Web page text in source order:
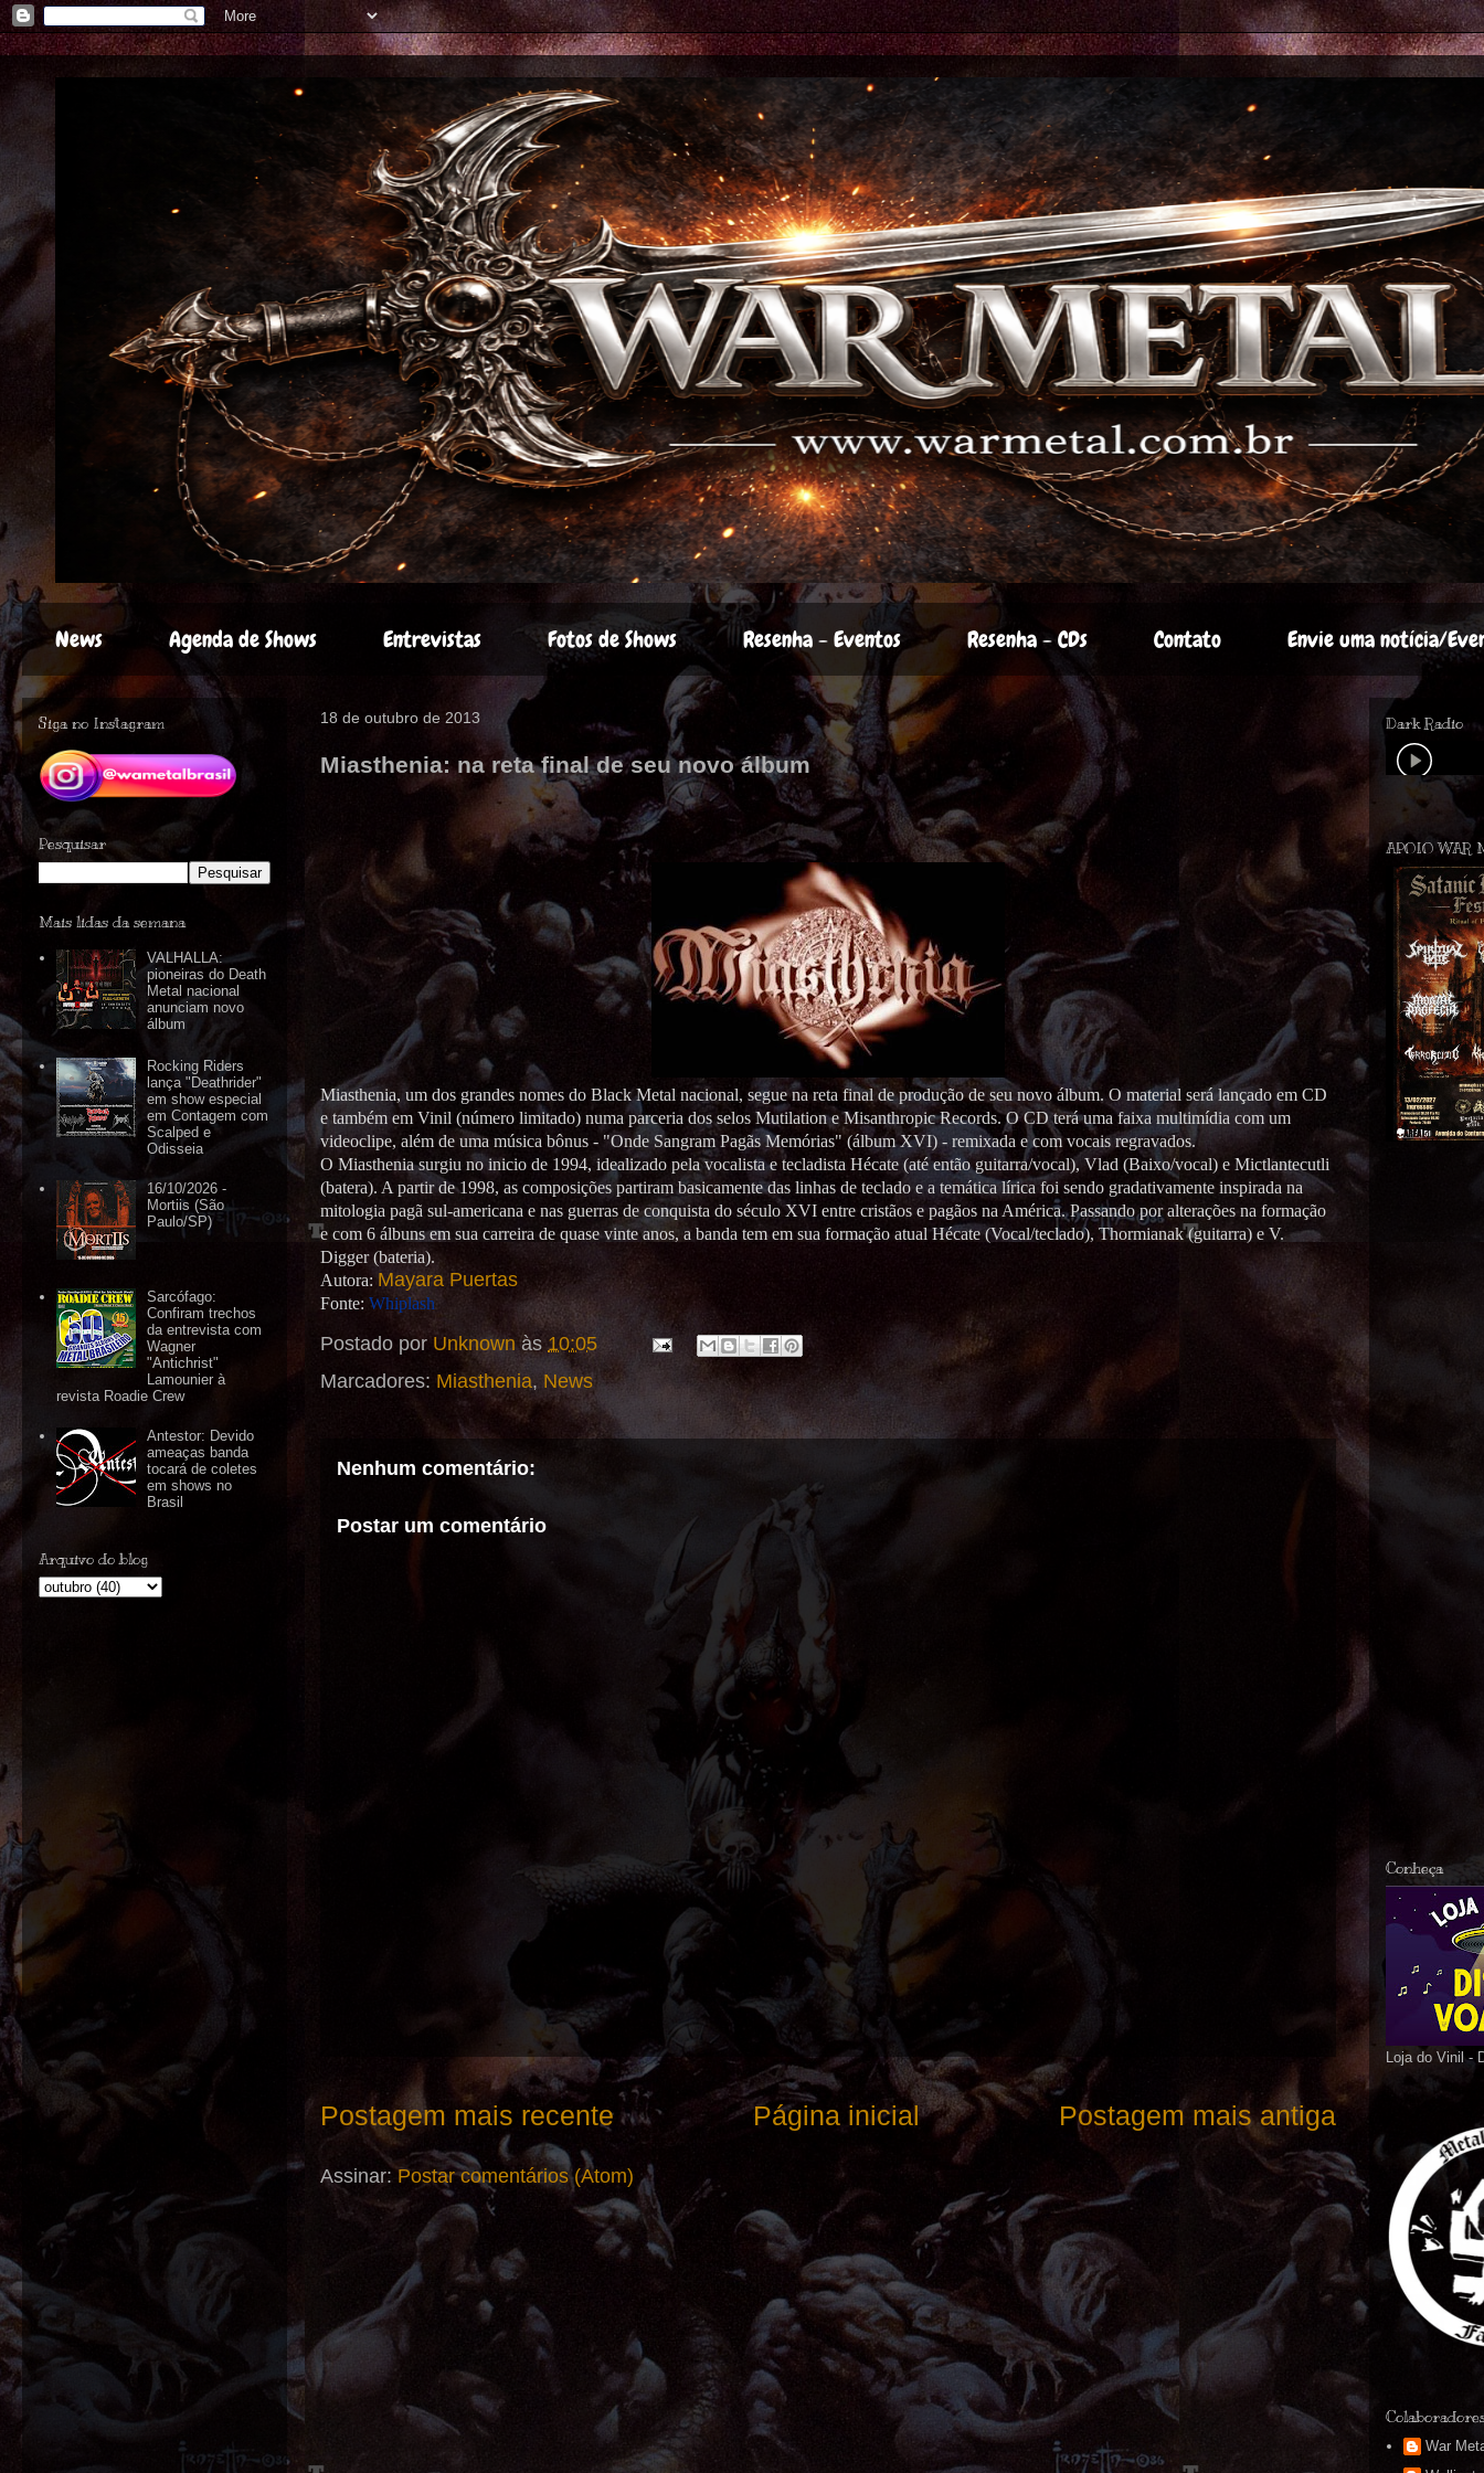
News Agenda de Shows Entrevistas Fotos de Shows Resenha - Eventos Resenha - CDs Contato Envie uma notícia/
18 de outubro de 2013
Miasthenia: na reta final de seu novo álbum
Miasthenia, um dos grandes nomes do Black Metal nacional, segue na reta final de produção de seu novo álbum. O material será lançado em CD
e também em Vinil (número limitado) numa parceria dos selos Mutilation e Misanthropic Records. O CD terá uma faixa multimídia com um
videoclipe, além de uma música bônus - "Onde Sangram Pagãs Memórias" (álbum XVI) - remixada e com vocais regravados.
O Miasthenia surgiu no inicio de 1994, idealizado pela vocalista e tecladista Hécate (até então guitarra/vocal), Vlad (Baixo/vocal) e Mictlantecutli
(batera). A partir de 1998, as composições partiram basicamente das linhas de teclado e a temática lírica foi sendo gradativamente inspirada na
mitologia pagã sul-americana e nas guerras de conquista do século XVI entre cristãos e pagãos na América. Passando por alterações na formação
e com 6 álbuns em sua carreira de quase vinte anos, a banda tem em sua formação atual Hécate (Vocal/teclado), Thormianak (guitarra) e V.
Digger (bateria).
Autora: Mayara Puertas
Fonte: Whiplash
Postado porUnknown às 10:05
Marcadores: Miasthenia, News
Nenhum comentário:
Postar um comentário
Postagem mais recente Postagem mais antiga
Página inicial
Assinar:Postar comentários (Atom)
Siga no Instagram
Pesquisar
Mais lidas da semana
VALHALLA:
pioneiras do Death
Metal nacional
anunciam novo
álbum
Rocking Riders
lança "Deathrider"
em show especial
em Contagem com
Scalped e
Odisseia
16/10/2026 -
Mortiis (São
Paulo/SP)
Sarcófago:
Confiram trechos
da entrevista com
Wagner
"Antichrist"
Lamounier à
revista Roadie Crew
Antestor: Devido
ameaças banda
tocará de coletes
em shows no
Brasil
Arquivo do blog
Dark Radio
APOIO WAR
Conheça
Loja do Vinil -
War